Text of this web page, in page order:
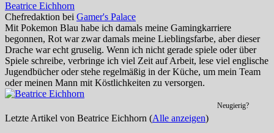
Beatrice Eichhorn
Chefredaktion bei Gamer's Palace
Mit Pokemon Blau habe ich damals meine Gamingkarriere
begonnen, Rot war zwar damals meine Lieblingsfarbe, aber dieser
Drache war echt gruselig. Wenn ich nicht gerade spiele oder über
Spiele schreibe, verbringe ich viel Zeit auf Arbeit, lese viel englische
Jugendbücher oder stehe regelmäßig in der Küche, um mein Team
oder meinen Mann mit Köstlichkeiten zu versorgen.
Neugierig?
Letzte Artikel von Beatrice Eichhorn (Alle anzeigen)